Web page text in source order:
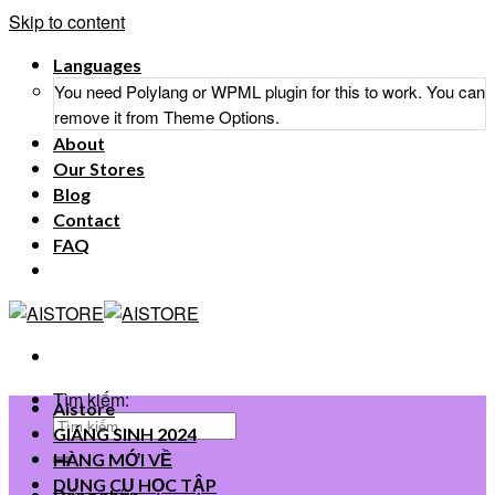
Skip to content
Languages
You need Polylang or WPML plugin for this to work. You can
remove it from Theme Options.
About
Our Stores
Blog
Contact
FAQ
Tìm kiếm:
Aistore
GIÁNG SINH 2024
HÀNG MỚI VỀ
DỤNG CỤ HỌC TẬP